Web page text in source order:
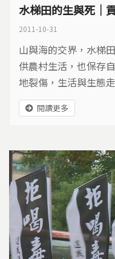
水梯田的生與死｜
2011-10-31
山與海的交界，水梯
供農村生活，也保存
地裂傷，生活與生態
消失的水梯田，等待
閱讀更多